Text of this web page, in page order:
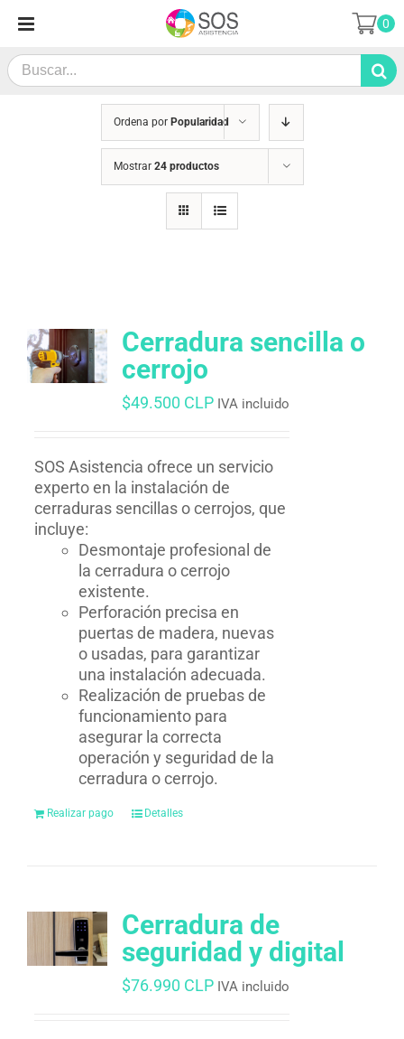
contenido
Search
for:
0
Ordena por Popularidad
Mostrar 24 productos
Cerradura sencilla o
cerrojo
$49.500 CLP IVA incluido
SOS Asistencia ofrece un servicio
experto en la instalación de
cerraduras sencillas o cerrojos, que
incluye:
Desmontaje profesional de
la cerradura o cerrojo
existente.
Perforación precisa en
puertas de madera, nuevas
o usadas, para garantizar
una instalación adecuada.
Realización de pruebas de
funcionamiento para
asegurar la correcta
operación y seguridad de la
cerradura o cerrojo.
Realizar pago Detalles
Cerradura de
seguridad y digital
$76.990 CLP IVA incluido